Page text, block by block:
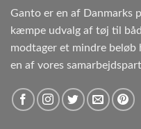
Ganto er en af Danmarks
kæmpe udvalg af tøj til
modtager et mindre beløb
en af vores